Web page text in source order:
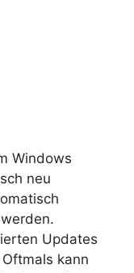
Windows
neu
Updates
kann